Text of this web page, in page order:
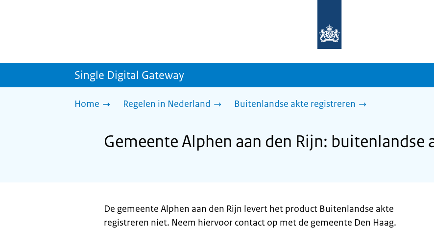
homepage
sdg.rijksoverheid.nl
Single Digital Gateway
Home Regelen in Nederland Buitenlandse akte registreren
Gemeente Alphen aan den Rijn: buitenlandse
De gemeente Alphen aan den Rijn levert het product Buitenlandse akte
registreren niet. Neem hiervoor contact op met de gemeente Den Haag.